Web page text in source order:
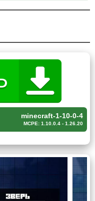
можно
обстановки в
можно положить
для создания
и придать им
в начале
minecraft-1-10-0-4
MCPE: 1.10.0.4 - 1.26.20